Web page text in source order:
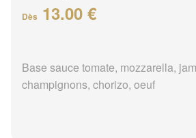
Dès 13.00 €
Base sauce tomate, mozzarella,
champignons, chorizo, oeuf